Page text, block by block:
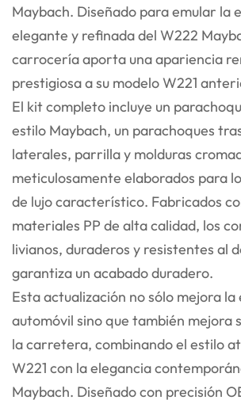
Maybach. Diseñado para emular la
elegante y refinada del W222
carrocería aporta una apariencia
prestigiosa a su modelo W221
El kit completo incluye un
estilo Maybach, un parachoques
laterales, parrilla y molduras
meticulosamente elaborados para
de lujo característico. Fabricados
materiales PP de alta calidad, los
livianos, duraderos y resistentes al
garantiza un acabado duradero.
Esta actualización no sólo mejora la
automóvil sino que también mejora
la carretera, combinando el estilo
W221 con la elegancia
Maybach. Diseñado con precisión